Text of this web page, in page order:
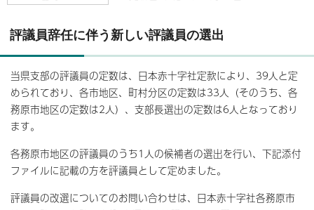
評議員辞任に伴う新しい評議員の選出
当県支部の評議員の定数は、日本赤十字社定款により、39人と定
められており、各市地区、町村分区の定数は33人（そのうち、各
務原市地区の定数は2人）、支部長選出の定数は6人となっており
ます。
各務原市地区の評議員のうち1人の候補者の選出を行い、下記添付
ファイルに記載の方を評議員として定めました。
評議員の改選についてのお問い合わせは、日本赤十字社各務原市